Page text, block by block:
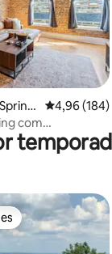
avaliações
4,96 de
4,96 (184)
com
do Basin Park